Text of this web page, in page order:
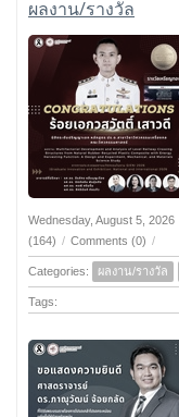
ผลงาน/รางวัล
Wednesday, August 5, 2026
(164) / Comments (0) /
Categories: ผลงาน/รางวัล
Tags: